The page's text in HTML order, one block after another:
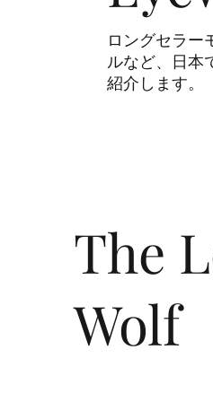
The
Wolf
ロングセラー
ルなど、日本
紹介します。